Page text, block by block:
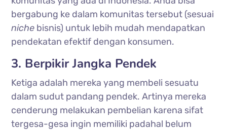
bergabung ke dalam komunitas tersebut (sesuai
niche bisnis) untuk lebih mudah mendapatkan
pendekatan efektif dengan konsumen.
3. Berpikir Jangka Pendek
Ketiga adalah mereka yang membeli sesuatu
dalam sudut pandang pendek. Artinya mereka
cenderung melakukan pembelian karena sifat
tergesa-gesa ingin memiliki padahal belum